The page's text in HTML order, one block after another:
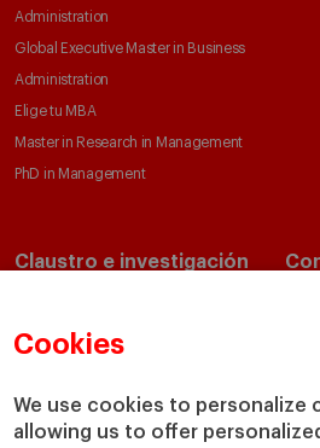
Cookies
We use cookies to personalize
allowing us to offer
Administration
Global Executive Master in Business
Administration
Elige tu MBA
Master in Research in Management
PhD in Management
Claustro e investigación
Departamentos académicos
Cátedras
IESE Insight